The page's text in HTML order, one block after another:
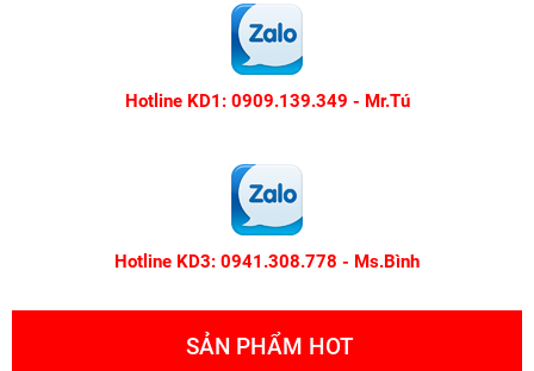
Hotline KD1: 0909.139.349 - Mr.Tú
Hotline KD3: 0941.308.778 - Ms.Bình
SẢN PHẨM HOT